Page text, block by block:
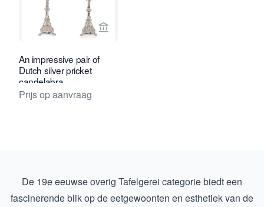
Bekijk verkoperspagina van
An impressive pair of
Dutch silver pricket
candelabra
Prijs op aanvraag
De 19e eeuwse overig Tafelgerei categorie biedt een
fascinerende blik op de eetgewoonten en esthetiek van de